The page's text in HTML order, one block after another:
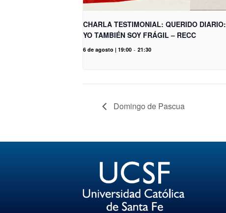
CHARLA TESTIMONIAL: QUERIDO DIARIO:
YO TAMBIÉN SOY FRÁGIL – RECC
6 de agosto | 19:00 - 21:30
Domingo de Pascua